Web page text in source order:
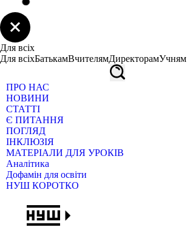
Для всіх
Для всіхБатькамВчителямДиректорамУчням
ПРО НАС
НОВИНИ
СТАТТІ
Є ПИТАННЯ
ПОГЛЯД
ІНКЛЮЗІЯ
МАТЕРІАЛИ ДЛЯ УРОКІВ
Аналітика
Дофамін для освіти
НУШ КОРОТКО